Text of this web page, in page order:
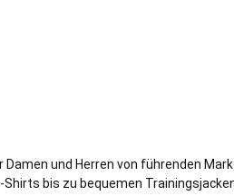
und Herren von führenden
bis zu bequemen